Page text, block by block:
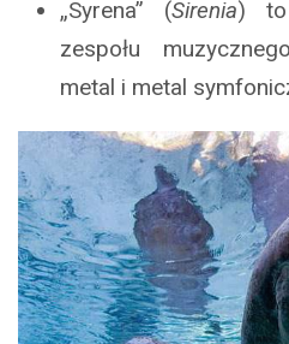
„Syrena” (Sirenia) to
zespołu
metal i metal